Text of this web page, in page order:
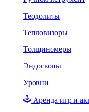
Теодолиты
Тепловизоры
Толщиномеры
Эндоскопы
Уровни
Аренда игр и